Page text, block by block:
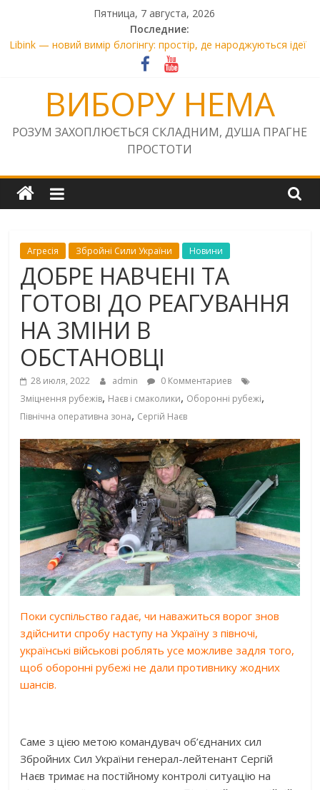
content
Пятница, 7 августа, 2026
Последние:
Правосуддя на «швидкій перемотці»: чому голова ВАКС Віра
Михайленко вирішила «промотати» матеріали НСРД і
закрити онлайн-трансляції у резонансній справі
та спільноти
SOS! «Київська фортеця» та «Лиса Гора» під загрозою
знищення
Прокурор Сисоєв завдав Україні збитків на 7800 євро. Чому
01.01. 01.01.2026
ВИБОРУ НЕМА
РОЗУМ ЗАХОПЛЮЄТЬСЯ СКЛАДНИМ, ДУША ПРАГНЕ
ПРОСТОТИ
Агресія Збройні Сили України Новини
ДОБРЕ НАВЧЕНІ ТА
ГОТОВІ ДО РЕАГУВАННЯ
НА ЗМІНИ В
ОБСТАНОВЦІ
28 июля, 2022 admin
0 Комментариев
Зміцнення рубежів, Наєв і смаколики, Оборонні рубежі,
Північна оперативна зона, Сергій Наєв
Поки суспільство гадає, чи наважиться ворог знов
здійснити спробу наступу на Україну з півночі,
українські військові роблять усе можливе задля того,
щоб оборонні рубежі не дали противнику жодних
шансів.
Саме з цією метою командувач об’єднаних сил
Збройних Сил України генерал-лейтенант Сергій
Наєв тримає на постійному контролі ситуацію на